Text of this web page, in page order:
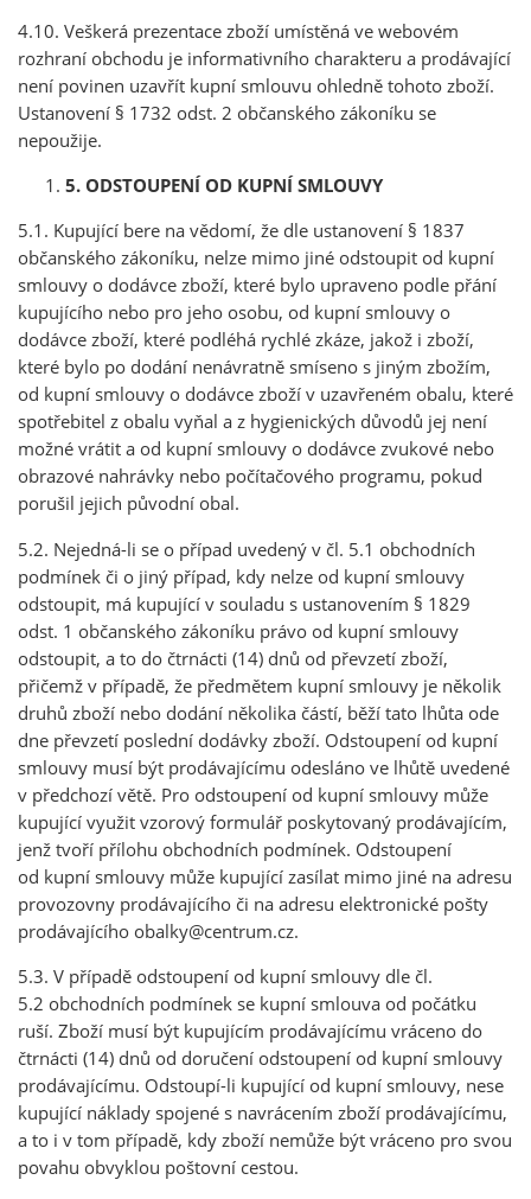
4.10. Veškerá prezentace zboží umístěná ve webovém
rozhraní obchodu je informativního charakteru a prodávající
není povinen uzavřít kupní smlouvu ohledně tohoto zboží.
Ustanovení § 1732 odst. 2 občanského zákoníku se
nepoužije.
5. ODSTOUPENÍ OD KUPNÍ SMLOUVY
5.1. Kupující bere na vědomí, že dle ustanovení § 1837
občanského zákoníku, nelze mimo jiné odstoupit od kupní
smlouvy o dodávce zboží, které bylo upraveno podle přání
kupujícího nebo pro jeho osobu, od kupní smlouvy o
dodávce zboží, které podléhá rychlé zkáze, jakož i zboží,
které bylo po dodání nenávratně smíseno s jiným zbožím,
od kupní smlouvy o dodávce zboží v uzavřeném obalu, které
spotřebitel z obalu vyňal a z hygienických důvodů jej není
možné vrátit a od kupní smlouvy o dodávce zvukové nebo
obrazové nahrávky nebo počítačového programu, pokud
porušil jejich původní obal.
5.2. Nejedná-li se o případ uvedený v čl. 5.1 obchodních
podmínek či o jiný případ, kdy nelze od kupní smlouvy
odstoupit, má kupující v souladu s ustanovením § 1829
odst. 1 občanského zákoníku právo od kupní smlouvy
odstoupit, a to do čtrnácti (14) dnů od převzetí zboží,
přičemž v případě, že předmětem kupní smlouvy je několik
druhů zboží nebo dodání několika částí, běží tato lhůta ode
dne převzetí poslední dodávky zboží. Odstoupení od kupní
smlouvy musí být prodávajícímu odesláno ve lhůtě uvedené
v předchozí větě. Pro odstoupení od kupní smlouvy může
kupující využit vzorový formulář poskytovaný prodávajícím,
jenž tvoří přílohu obchodních podmínek. Odstoupení
od kupní smlouvy může kupující zasílat mimo jiné na adresu
provozovny prodávajícího či na adresu elektronické pošty
prodávajícího obalky@centrum.cz.
5.3. V případě odstoupení od kupní smlouvy dle čl.
5.2 obchodních podmínek se kupní smlouva od počátku
ruší. Zboží musí být kupujícím prodávajícímu vráceno do
čtrnácti (14) dnů od doručení odstoupení od kupní smlouvy
prodávajícímu. Odstoupí-li kupující od kupní smlouvy, nese
kupující náklady spojené s navrácením zboží prodávajícímu,
a to i v tom případě, kdy zboží nemůže být vráceno pro svou
povahu obvyklou poštovní cestou.